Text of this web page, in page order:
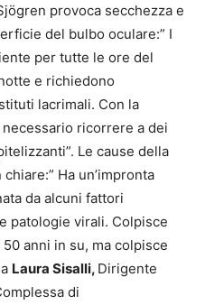
provoca secchezza e
del bulbo oculare:” I
per tutte le ore del
e richiedono
lacrimali. Con la
ricorrere a dei
Le cause della
Ha un’impronta
da alcuni fattori
patologie virali. Colpisce
anni in su, ma colpisce
Laura Sisalli, Dirigente
di